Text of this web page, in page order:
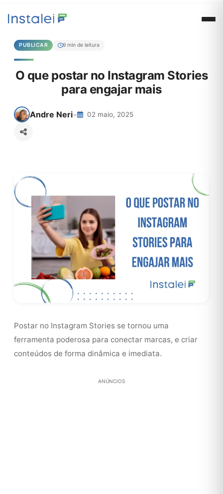
PUBLICAR 9 min de leitura
O que postar no Instagram Stories
para engajar mais
Andre Neri• 02 maio, 2025
Postar no Instagram Stories se tornou uma
ferramenta poderosa para conectar marcas, e criar
conteúdos de forma dinâmica e imediata.
ANÚNCIOS